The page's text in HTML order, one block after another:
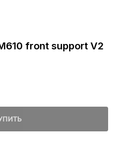
front support V2